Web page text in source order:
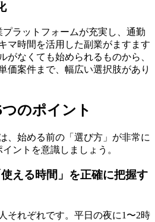
ラットフォームが充実し、通勤
マ時間を活用した副業がますます
がなくても始められるものから、
価案件まで、幅広い選択肢があり
のポイント
、始める前の「選び方」が非常に
ントを意識しましょう。
える時間」を正確に把握す
それぞれです。平日の夜に1〜2時